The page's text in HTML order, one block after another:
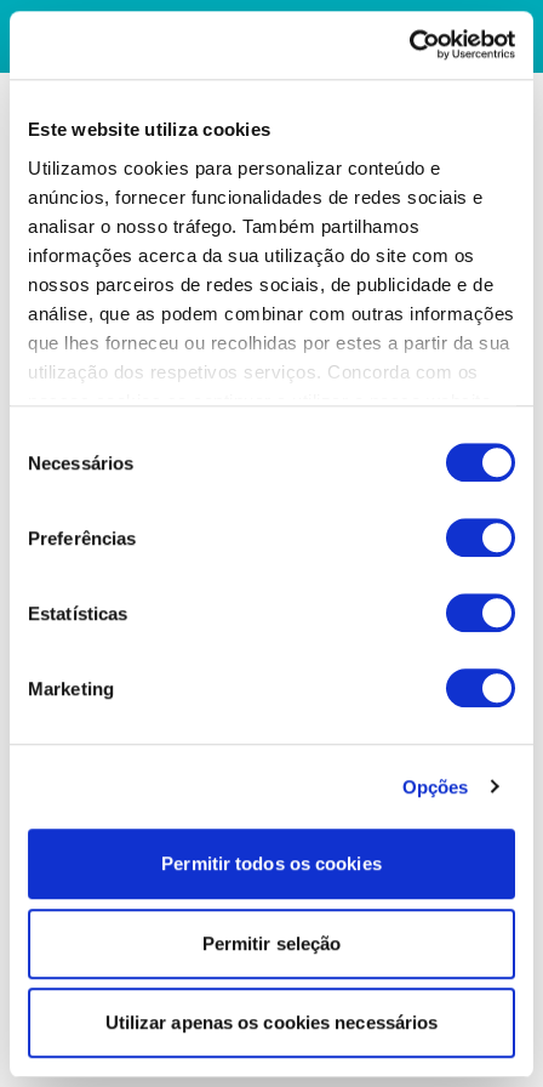
Este website utiliza cookies
Utilizamos cookies para personalizar conteúdo e
anúncios, fornecer funcionalidades de redes sociais e
analisar o nosso tráfego. Também partilhamos
informações acerca da sua utilização do site com os
nossos parceiros de redes sociais, de publicidade e de
análise, que as podem combinar com outras informações
que lhes forneceu ou recolhidas por estes a partir da sua
utilização dos respetivos serviços. Concorda com os
Necessários
Preferências
Estatísticas
Marketing
Opções
Permitir todos os cookies
Permitir seleção
Utilizar apenas os cookies necessários